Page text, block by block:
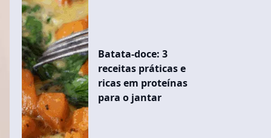
Batata-doce: 3
receitas práticas e
ricas em proteínas
para o jantar